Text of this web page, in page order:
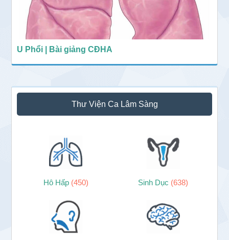
U Phổi | Bài giảng CĐHA
Thư Viện Ca Lâm Sàng
Hô Hấp (450) Sinh Dục (638)